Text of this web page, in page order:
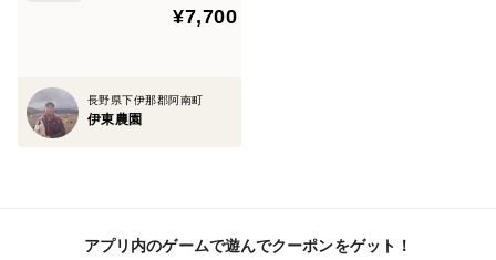
¥7,700
長野県下伊那郡阿南町
伊東農園
アプリ内のゲームで遊んでクーポンをゲット！